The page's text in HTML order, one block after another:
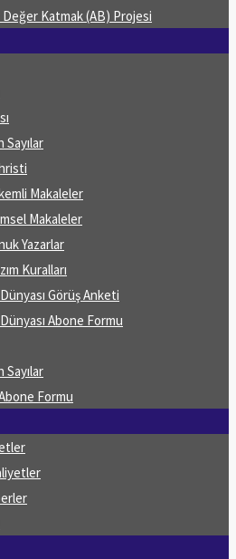
Katmak (AB) Projesi
Sayılar
Makaleler
Makaleler
Yazarlar
Kuralları
Görüş Anketi
Abone Formu
Sayılar
Formu